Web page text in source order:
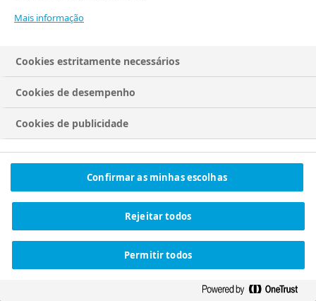
LinkedIn
Facebook
X (Twitter)
Instagram
Spotify
Configurações de cookies
mudança
Mais informação
Cookies estritamente necessários
Cookies de desempenho
Cookies de publicidade
Confirmar as minhas escolhas
Rejeitar todos
Permitir todos